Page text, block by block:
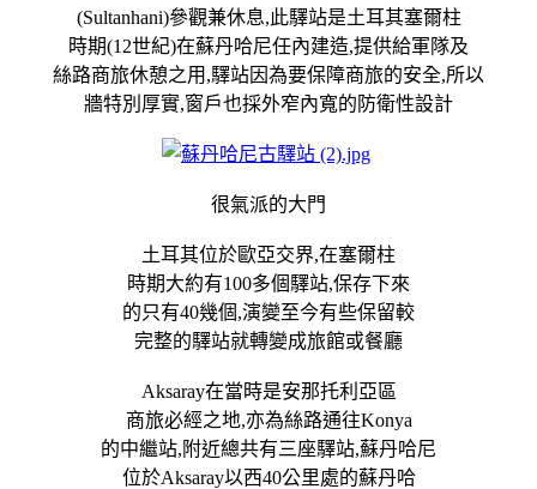
(Sultanhani)參觀兼休息,此驛站是土耳其塞爾柱
時期(12世紀)在蘇丹哈尼任內建造,提供給軍隊及
絲路商旅休憩之用,驛站因為要保障商旅的安全,所以
牆特別厚實,窗戶也採外窄內寬的防衛性設計
很氣派的大門
土耳其位於歐亞交界,在塞爾柱
時期大約有100多個驛站,保存下來
的只有40幾個,演變至今有些保留較
完整的驛站就轉變成旅館或餐廳
Aksaray在當時是安那托利亞區
商旅必經之地,亦為絲路通往Konya
的中繼站,附近總共有三座驛站,蘇丹哈尼
位於Aksaray以西40公里處的蘇丹哈